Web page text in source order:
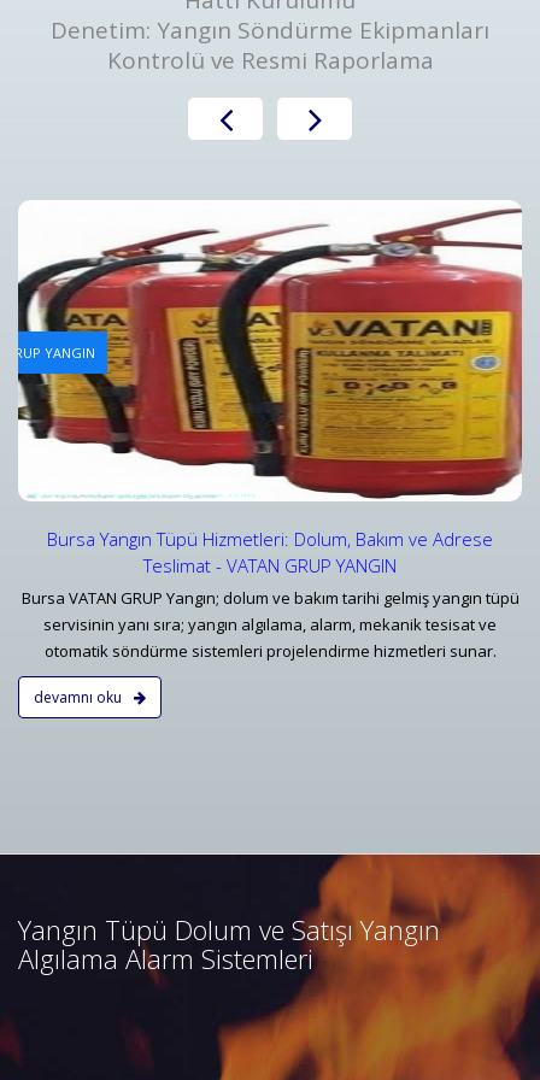
Denetim: Yangın Söndürme Ekipmanları
Kontrolü ve Resmi Raporlama
YANGIN
Bursa Yangın Tüpü Hizmetleri: Dolum, Bakım ve Adrese
Teslimat - VATAN GRUP YANGIN
Bursa VATAN GRUP Yangın; dolum ve bakım tarihi gelmiş yangın tüpü
servisinin yanı sıra; yangın algılama, alarm, mekanik tesisat ve
otomatik söndürme sistemleri projelendirme hizmetleri sunar.
devamnı oku
Yangın Tüpü Dolum Hizmeti
Bursa Yangın Tüpü Dolum Hizmeti ve Fiyatları - Vatan
Detaylar
Yangın Tüpü Dolum ve Satışı Yangın
Algılama Alarm Sistemleri
Bursa adresli ve konvansiyonel
yangın alarm sistemleri
projelendirme, duman, ısı,
kombine dedektörler, kontrol
panelleri ve yangın butonları
satış, bakım, montajı.
Devamını Oku